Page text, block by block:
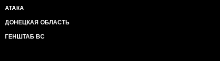
АТАКА
ДОНЕЦКАЯ ОБЛАСТЬ
ГЕНШТАБ ВС